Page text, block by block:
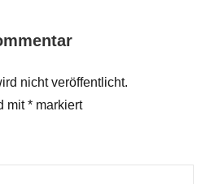
nicht veröffentlicht.
mit* markiert